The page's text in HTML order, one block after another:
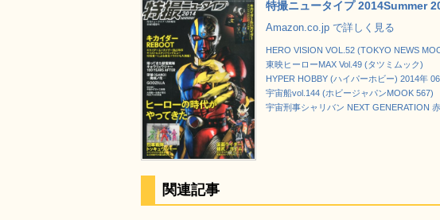
特撮ニュータイプ 2014Summer
Amazon.co.jp で詳しく見る
HERO VISION VOL.52 (TOKYO NEWS
東映ヒーローMAX Vol.49 (タツミムック)
HYPER HOBBY (ハイパーホビー) 2014年
宇宙船vol.144 (ホビージャパンMOOK 567)
宇宙刑事シャリバン NEXT GENERATION
関連記事